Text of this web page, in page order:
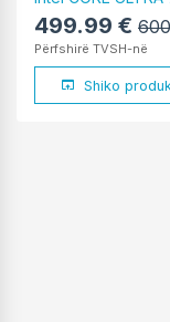
265K BOX
499.99 €
Përfshirë TVSH-në
Shiko